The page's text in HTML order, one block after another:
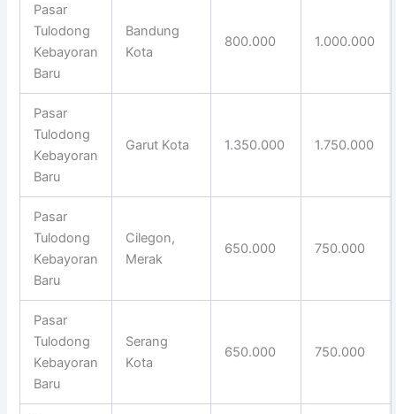
Pasar
Tulodong
Kebayoran
Baru
Bandung
Kota
800.000 1.000.000
Pasar
Tulodong
Kebayoran
Baru
Garut Kota 1.350.000 1.750.000
Pasar
Tulodong
Kebayoran
Baru
Cilegon,
Merak
650.000 750.000
Pasar
Tulodong
Kebayoran
Baru
Serang
Kota
650.000 750.000